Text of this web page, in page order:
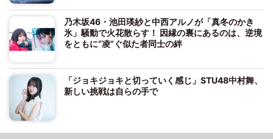
乃木坂46・池田瑛紗と中西アルノが「真冬のかき
氷」騒動で火花散らす！ 因縁の裏にあるのは、逆境
をともに“凌”ぐ似た者同士の絆
「ジョキジョキと切っていく感じ」STU48中村舞、
新しい挑戦は自らの手で